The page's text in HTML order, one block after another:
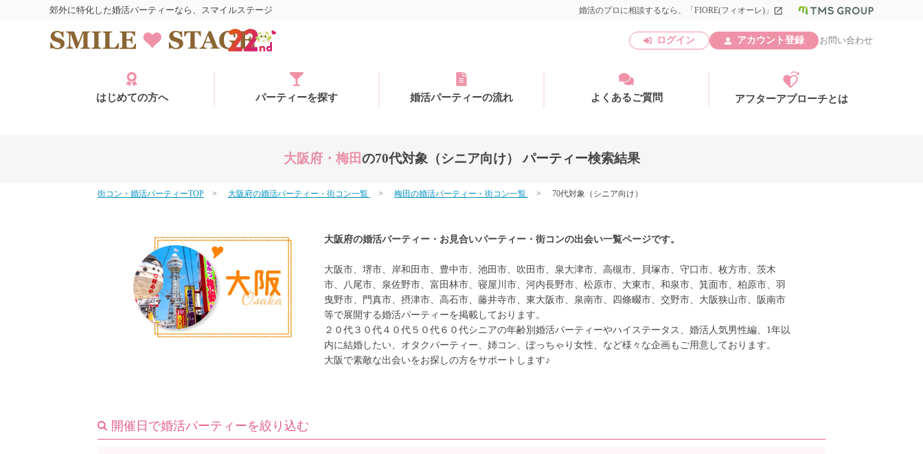
はじめての方へ
郊外に特化した婚活パーティーなら、スマイルステージ 婚活のプロに相談するなら、「FIORE(フィオーレ)」 launch
ログイン アカウント登録 お問い合わせ
はじめての方へ パーティーを探す 婚活パーティーの流れ よくあるご質問 アフターアプローチとは
大阪府・梅田の70代対象（シニア向け） パーティー検索結果
街コン・婚活パーティーTOP 大阪府の婚活パーティー・街コン一覧 梅田の婚活パーティー・街コン一覧 70代対象（シニア向け）
大阪府の婚活パーティー・お見合いパーティー・街コンの出会い一覧ページです。
大阪市、堺市、岸和田市、豊中市、池田市、吹田市、泉大津市、高槻市、貝塚市、守口市、枚方市、茨木
市、八尾市、泉佐野市、富田林市、寝屋川市、河内長野市、松原市、大東市、和泉市、箕面市、柏原市、羽
曳野市、門真市、摂津市、高石市、藤井寺市、東大阪市、泉南市、四條畷市、交野市、大阪狭山市、阪南市
等で展開する婚活パーティーを掲載しております。
２０代３０代４０代５０代６０代シニアの年齢別婚活パーティーやハイステータス、婚活人気男性編、1年以
内に結婚したい、オタクパーティー、姉コン、ぽっちゃり女性、など様々な企画もご用意しております。
大阪で素敵な出会いをお探しの方をサポートします♪
開催日で婚活パーティーを絞り込む